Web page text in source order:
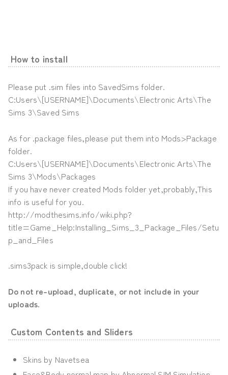
How to install
Please put .sim files into SavedSims folder.
C:Users\[USERNAME]\Documents\Electronic Arts\The
Sims 3\Saved Sims
As for .package files,please put them into Mods>Package
folder.
C:Users\[USERNAME]\Documents\Electronic Arts\The
Sims 3\Mods\Packages
If you have never created Mods folder yet,probably,This
info is useful for you.
http://modthesims.info/wiki.php?
title=Game_Help:Installing_Sims_3_Package_Files/Setu
p_and_Files
.sims3pack is simple,double click!
Do not re-upload, duplicate, or not include in your
uploads.
Custom Contents and Sliders
Skins by Navetsea